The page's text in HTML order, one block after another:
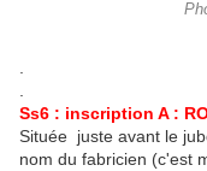
.
.
Ss6 : inscription A :
Située juste avant le
nom du fabricien (c'est